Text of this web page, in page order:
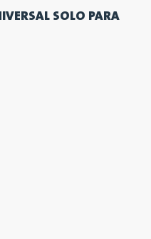
SOLO PARA